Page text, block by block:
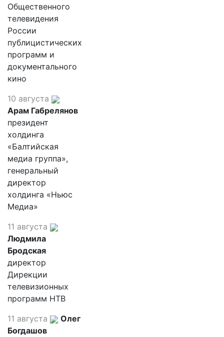
Общественного
телевидения
России
публицистических
программ и
документального
кино
10 августа
Арам Габрелянов
президент
холдинга
«Балтийская
медиа группа»,
генеральный
директор
холдинга «Ньюс
Медиа»
11 августа
Людмила
Бродская
директор
Дирекции
телевизионных
программ НТВ
11 августа
Олег
Богдашов